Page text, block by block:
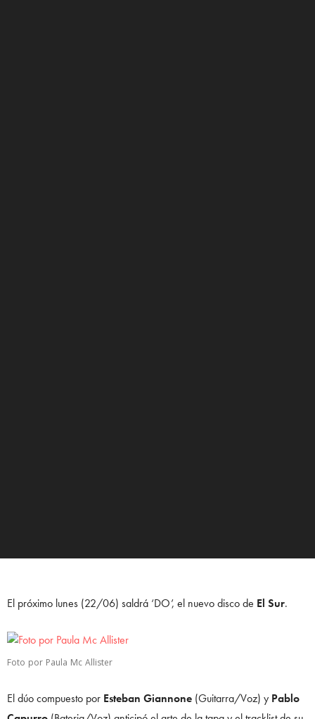
El próximo lunes (22/06) saldrá ‘DO’, el nuevo disco de El Sur.
Foto por Paula Mc Allister
El dúo compuesto por Esteban Giannone (Guitarra/Voz) y Pablo